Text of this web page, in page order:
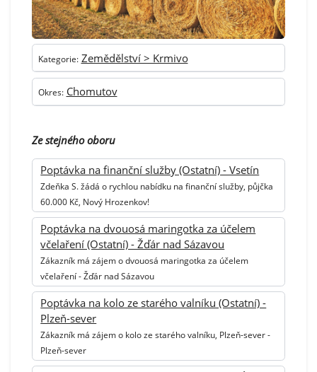
Kategorie: Zemědělství > Krmivo
Okres: Chomutov
Ze stejného oboru
Poptávka na finanční služby (Ostatní) - Vsetín
Zdeňka S. žádá o rychlou nabídku na finanční služby, půjčka
60.000 Kč, Nový Hrozenkov!
Poptávka na dvouosá maringotka za účelem
včelaření (Ostatní) - Žďár nad Sázavou
Zákazník má zájem o dvouosá maringotka za účelem
včelaření - Žďár nad Sázavou
Poptávka na kolo ze starého valníku (Ostatní) -
Plzeň-sever
Zákazník má zájem o kolo ze starého valníku, Plzeň-sever -
Plzeň-sever